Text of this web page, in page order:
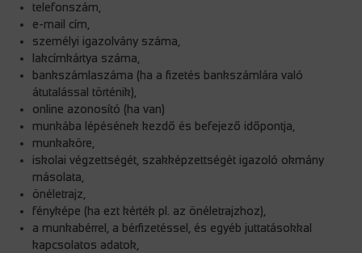
telefonszám,
e-mail cím,
személyi igazolvány száma,
lakcímkártya száma,
bankszámlaszáma (ha a fizetés bankszámlára való
átutalással történik),
online azonosító (ha van)
munkába lépésének kezdő és befejező időpontja,
munkaköre,
iskolai végzettségét, szakképzettségét igazoló okmány
másolata,
önéletrajz,
fényképe (ha ezt kérték pl. az önéletrajzhoz),
a munkabérrel, a bérfizetéssel, és egyéb juttatásokkal
kapcsolatos adatok,